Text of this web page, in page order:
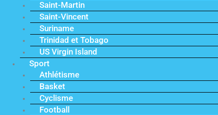
Saint-Martin
Saint-Vincent
Suriname
Trinidad et Tobago
US Virgin Island
Sport
Athlétisme
Basket
Cyclisme
Football